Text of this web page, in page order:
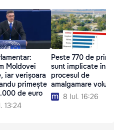
Moldovei
iar verișoara
primește
de euro
13:24
Peste 770 de
sunt implicate în
procesul de
amalgamare
8 Iul. 16:26